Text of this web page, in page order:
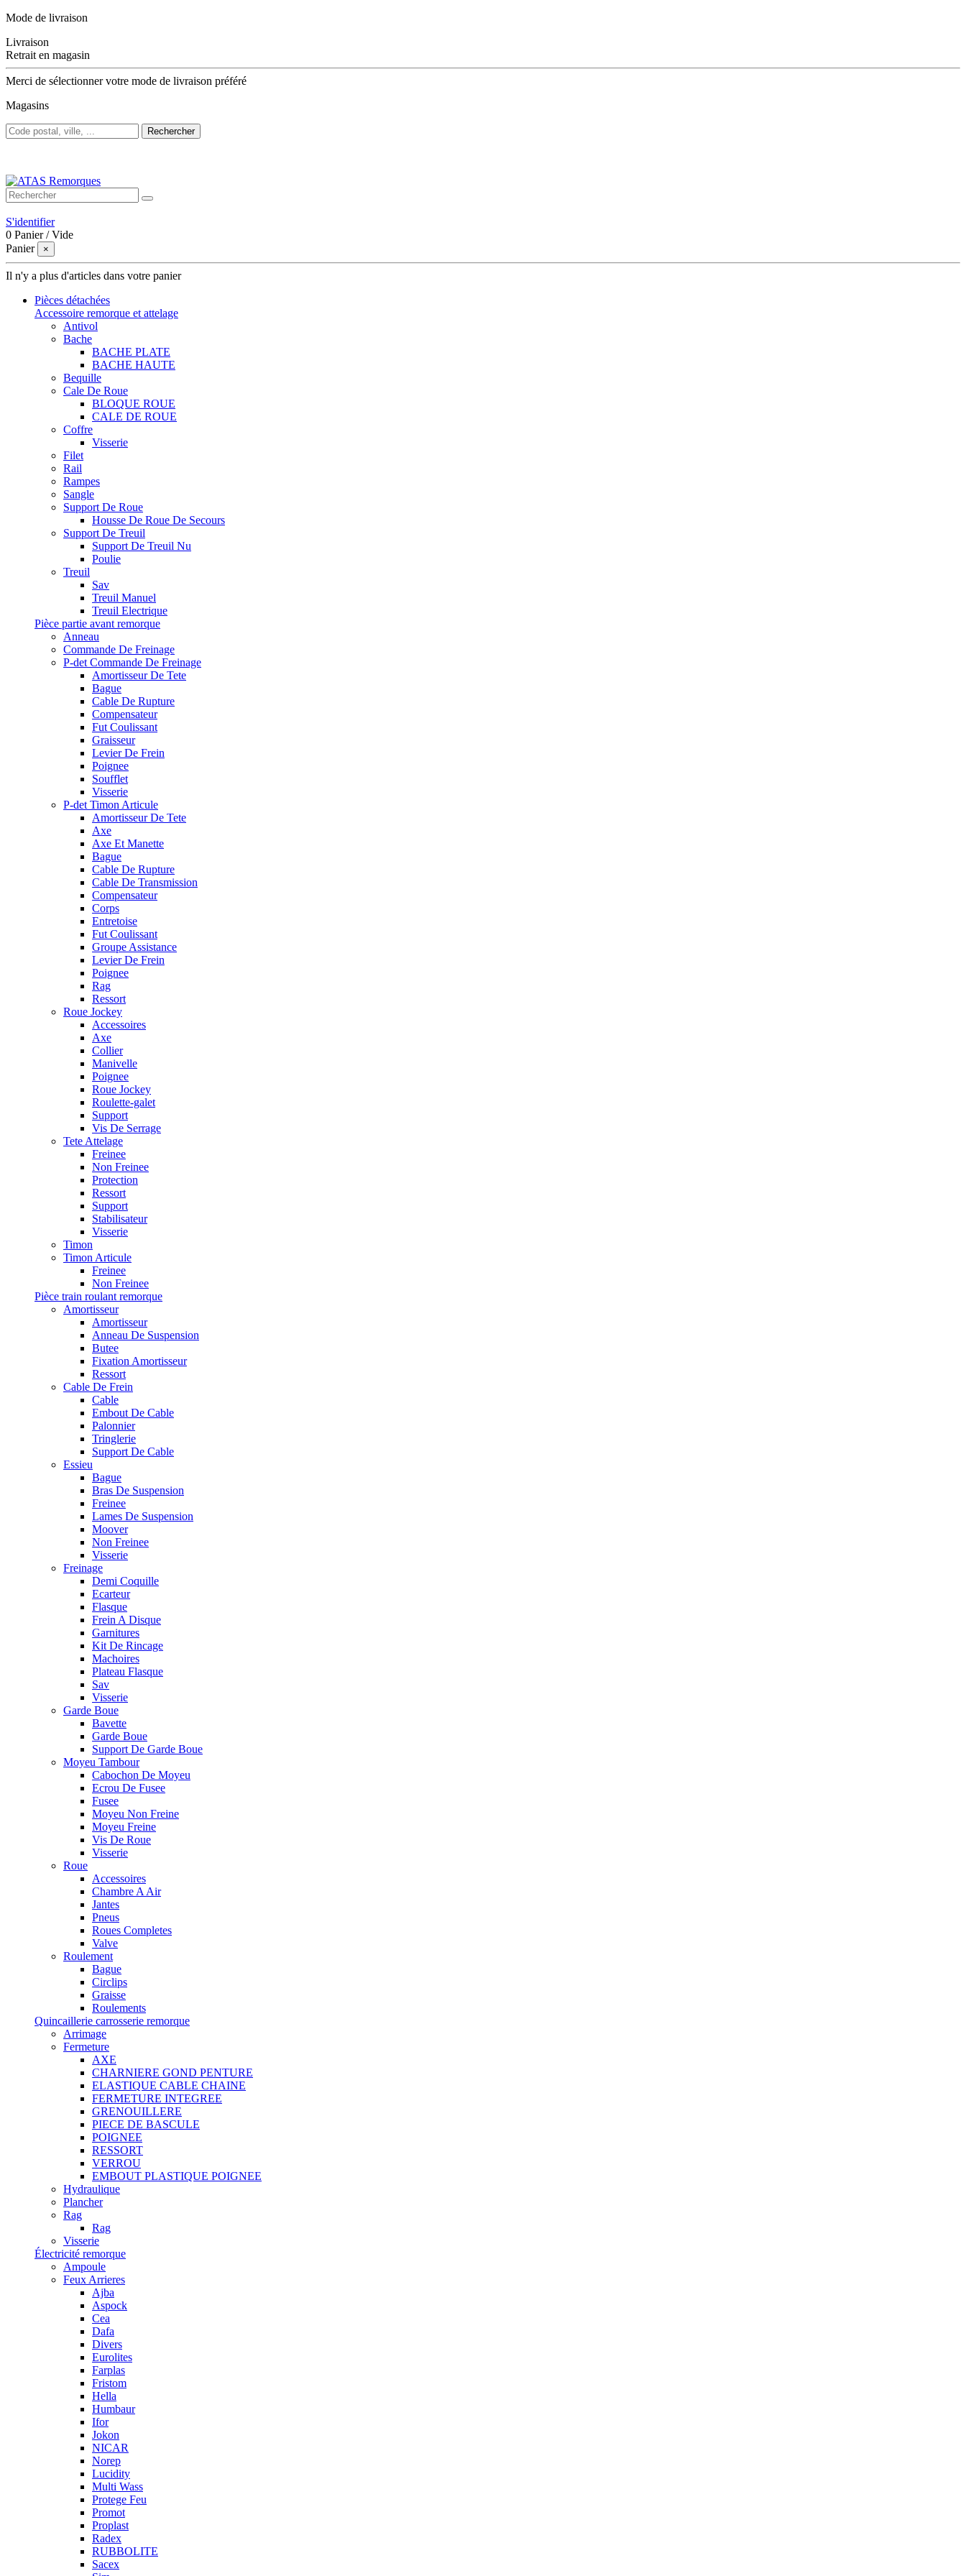
Mode de livraison
Livraison
Retrait en magasin
Merci de sélectionner votre mode de livraison préféré
Magasins
Rechercher
S'identifier
0 Panier /Vide
Panier
×
Il n'y a plus d'articles dans votre panier
Pièces détachées
Accessoire remorque et attelage
Antivol
Bache
BACHE PLATE
BACHE HAUTE
Bequille
Cale De Roue
BLOQUE ROUE
CALE DE ROUE
Coffre
Visserie
Filet
Rail
Rampes
Sangle
Support De Roue
Housse De Roue De Secours
Support De Treuil
Support De Treuil Nu
Poulie
Treuil
Sav
Treuil Manuel
Treuil Electrique
Pièce partie avant remorque
Anneau
Commande De Freinage
P-det Commande De Freinage
Amortisseur De Tete
Bague
Cable De Rupture
Compensateur
Fut Coulissant
Graisseur
Levier De Frein
Poignee
Soufflet
Visserie
P-det Timon Articule
Amortisseur De Tete
Axe
Axe Et Manette
Bague
Cable De Rupture
Cable De Transmission
Compensateur
Corps
Entretoise
Fut Coulissant
Groupe Assistance
Levier De Frein
Poignee
Rag
Ressort
Roue Jockey
Accessoires
Axe
Collier
Manivelle
Poignee
Roue Jockey
Roulette-galet
Support
Vis De Serrage
Tete Attelage
Freinee
Non Freinee
Protection
Ressort
Support
Stabilisateur
Visserie
Timon
Timon Articule
Freinee
Non Freinee
Pièce train roulant remorque
Amortisseur
Amortisseur
Anneau De Suspension
Butee
Fixation Amortisseur
Ressort
Cable De Frein
Cable
Embout De Cable
Palonnier
Tringlerie
Support De Cable
Essieu
Bague
Bras De Suspension
Freinee
Lames De Suspension
Moover
Non Freinee
Visserie
Freinage
Demi Coquille
Ecarteur
Flasque
Frein A Disque
Garnitures
Kit De Rincage
Machoires
Plateau Flasque
Sav
Visserie
Garde Boue
Bavette
Garde Boue
Support De Garde Boue
Moyeu Tambour
Cabochon De Moyeu
Ecrou De Fusee
Fusee
Moyeu Non Freine
Moyeu Freine
Vis De Roue
Visserie
Roue
Accessoires
Chambre A Air
Jantes
Pneus
Roues Completes
Valve
Roulement
Bague
Circlips
Graisse
Roulements
Quincaillerie carrosserie remorque
Arrimage
Fermeture
AXE
CHARNIERE GOND PENTURE
ELASTIQUE CABLE CHAINE
FERMETURE INTEGREE
GRENOUILLERE
PIECE DE BASCULE
POIGNEE
RESSORT
VERROU
EMBOUT PLASTIQUE POIGNEE
Hydraulique
Plancher
Rag
Rag
Visserie
Électricité remorque
Ampoule
Feux Arrieres
Ajba
Aspock
Cea
Dafa
Divers
Eurolites
Farplas
Fristom
Hella
Humbaur
Ifor
Jokon
NICAR
Norep
Lucidity
Multi Wass
Protege Feu
Promot
Proplast
Radex
RUBBOLITE
Sacex